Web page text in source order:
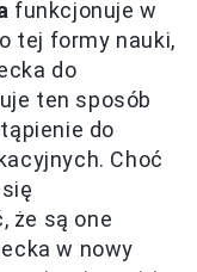
funkcjonuje w
tej formy nauki,
do
ten sposób
do
Choć
że są one
w nowy